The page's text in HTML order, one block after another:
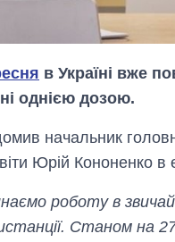
в Україні вже
однією дозою.
начальник
Юрій Кононенко в
роботу в
Станом на